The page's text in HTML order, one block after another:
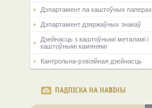
Дэпартамент па каштоўных паперах
Дэпартамент дзяржаўных знакаў
Дзейнасць з каштоўнымі металамі і
каштоўнымі камянямі
Кантрольна-рэвізійная дзейнасць
ПАДПІСКА НА НАВІНЫ